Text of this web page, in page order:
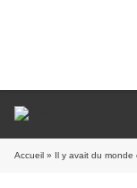
Accueil » Il y avait du monde